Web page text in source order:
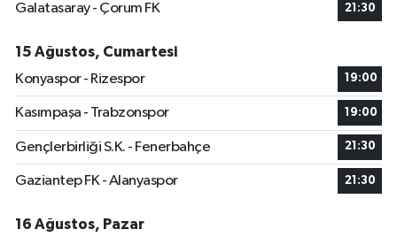
Galatasaray - Çorum FK
21:30
15 Ağustos, Cumartesi
Konyaspor - Rizespor
19:00
Kasımpaşa - Trabzonspor 19:00
Gençlerbirliği S.K. - Fenerbahçe 21:30
Gaziantep FK - Alanyaspor 21:30
16 Ağustos, Pazar